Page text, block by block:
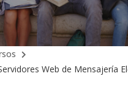
Web de Mensajería